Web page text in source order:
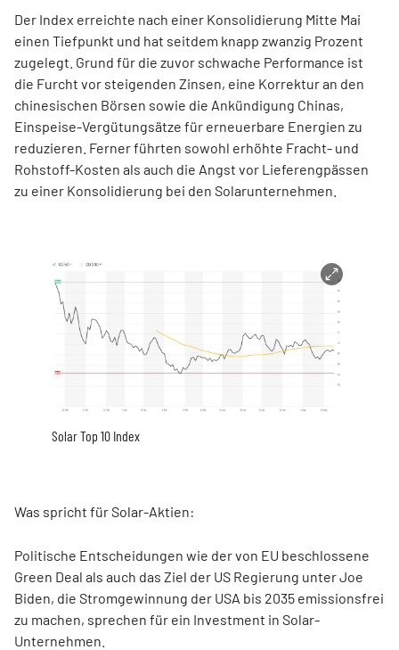
Der Index erreichte nach einer Konsolidierung Mitte Mai
einen Tiefpunkt und hat seitdem knapp zwanzig Prozent
zugelegt. Grund für die zuvor schwache Performance ist
die Furcht vor steigenden Zinsen, eine Korrektur an den
chinesischen Börsen sowie die Ankündigung Chinas,
Einspeise-Vergütungsätze für erneuerbare Energien zu
reduzieren. Ferner führten sowohl erhöhte Fracht- und
Rohstoff-Kosten als auch die Angst vor Lieferengpässen
zu einer Konsolidierung bei den Solarunternehmen.
Solar Top 10 Index
Was spricht für Solar-Aktien:
Politische Entscheidungen wie der von EU beschlossene
Green Deal als auch das Ziel der US Regierung unter Joe
Biden, die Stromgewinnung der USA bis 2035 emissionsfrei
zu machen, sprechen für ein Investment in Solar-
Unternehmen.